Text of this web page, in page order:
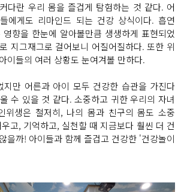
다란 우리 몸을 즐겁게 탐험하는 것 같다. 어
에게도 리마인드 되는 건강 상식이다. 흡연
향을 한눈에 알아볼만큼 생생하게 표현되었
지그재그로 걸어보니 어질어질하다. 또한 위
이들의 여러 상황도 눈여겨볼 만하다.
지만 어른과 아이 모두 건강한 습관을 가진다
수 있을 것 같다. 소중하고 귀한 우리의 자녀
위생은 철저히, 나의 몸과 친구의 몸도 소중
고, 기억하고, 실천할 때 지금보다 훨씬 더 건
을까! 아이들과 함께 즐겁고 건강한 '건강놀이